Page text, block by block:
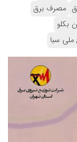
مصرف برق
بکلو
سبا